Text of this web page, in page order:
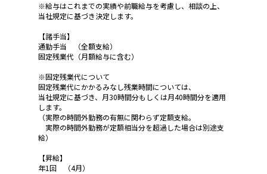
※給与はこれまでの実績や前職給与を考慮し、相談の上、
当社規定に基づき決定します。
【諸手当】
通勤手当 （全額支給）
固定残業代（月額給与に含む）
※固定残業代について
固定残業代にかかるみなし残業時間については、
当社規定に基づき、月30時間分もしくは月40時間分を適用
します。
（実際の時間外勤務の有無に関わらず定額支給。
実際の時間外勤務が定額相当分を超過した場合は別途支
給）
【昇給】
年1回 （4月）